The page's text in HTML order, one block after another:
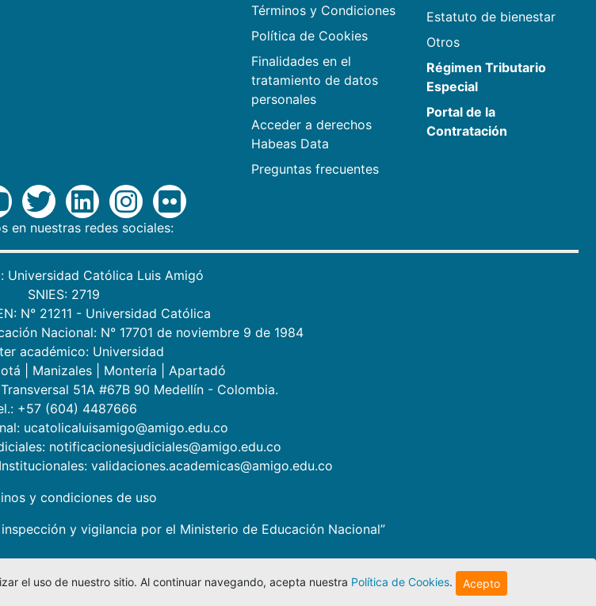
Términos y Condiciones
Política de Cookies
Finalidades en el
tratamiento de datos
personales
Acceder a derechos
Habeas Data
Preguntas frecuentes
Estatuto de bienestar
Otros
Régimen Tributario
Especial
Portal de la
Contratación
en nuestras redes sociales:
Universidad Católica Luis Amigó
SNIES: 2719
N° 21211 - Universidad Católica
Nacional: N° 17701 de noviembre 9 de 1984
académico: Universidad
Manizales Montería
Apartadó
51A #67B 90 Medellín - Colombia.
+57 (604) 4487666
ucatolicaluisamigo@amigo.edu.co
notificacionesjudiciales@amigo.edu.co
validaciones.academicas@amigo.edu.co
y condiciones de uso
y vigilancia por el Ministerio de Educación Nacional”
el uso de nuestro sitio. Al continuar navegando, acepta nuestra Política de Cookies. Acepto